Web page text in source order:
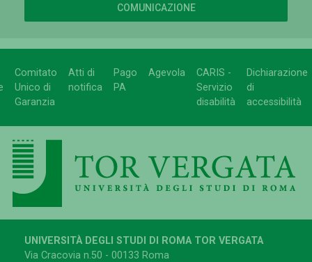
COMUNICAZIONE
Comitato
Unico di
Garanzia
Atti di
notifica
Pago
PA
Agevola
CARIS -
Servizio
disabilità
Dichiarazione
di
accessibilità
UNIVERSITÀ DEGLI STUDI DI ROMA TOR VERGATA
Via Cracovia n.50 - 00133 Roma